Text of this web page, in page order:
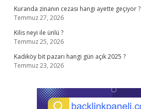
Kuranda zinanın cezası hangi ayette geçiyor ?
Temmuz 27, 2026
Kilis neyi ile ünlü ?
Temmuz 25, 2026
Kadıköy bit pazarı hangi gün açık 2025 ?
Temmuz 23, 2026